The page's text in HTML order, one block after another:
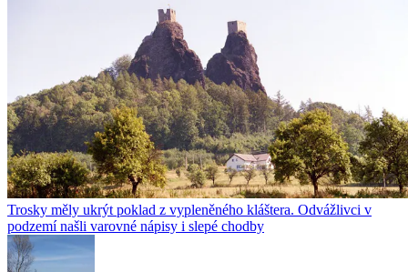
Trosky měly ukrýt poklad z vypleněného kláštera. Odvážlivci v
podzemí našli varovné nápisy i slepé chodby